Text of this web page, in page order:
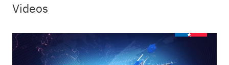
Videos
Video file